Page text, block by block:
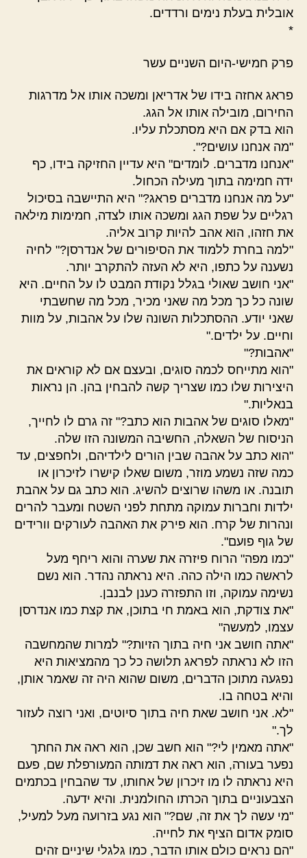
אובלית בעלת נימים ורדדים.
*
פרק חמישי-היום השניים עשר
פראג אחזה בידו של אדריאן ומשכה אותו אל מדרגות
החירום, מובילה אותו אל הגג.
הוא בדק אם היא מסתכלת עליו.
"מה אנחנו עושים?".
"אנחנו מדברים. לומדים" היא עדיין החזיקה בידו, כף
ידה חמימה בתוך מעילה הכחול.
"על מה אנחנו מדברים פראג?" היא התיישבה בסיכול
רגליים על שפת הגג ומשכה אותו לצדה, חמימות מילאה
את חזהו, הוא אהב להיות קרוב אליה.
"למה בחרת ללמוד את הסיפורים של אנדרסן?" לחיה
נשענה על כתפו, היא לא העזה להתקרב יותר.
"אני חושב שאולי בגלל נקודת המבט לו על החיים. היא
שונה כל כך מכל מה שאני מכיר, מכל מה שחשבתי
שאני יודע. ההסתכלות השונה שלו על אהבות, על מוות
וחיים. על ילדים."
"אהבות?"
"הוא מתייחס לכמה סוגים, ובעצם אם לא קוראים את
היצירות שלו כמו שצריך קשה להבחין בהן. הן נראות
בנאליות."
"מאלו סוגים של אהבות הוא כתב?" זה גרם לו לחייך,
הניסוח של השאלה, החשיבה המשונה הזו שלה.
"הוא כתב על אהבה שבין הורים לילדיהם, ולחפצים, עד
כמה שזה נשמע מוזר, משום שאלו קישרו לזיכרון או
תובנה. או משהו שרוצים להשיג. הוא כתב גם על אהבת
ילדות וחברות עמוקה מתחת לפני השטח ומעבר להרים
ונהרות של קרח. הוא פירק את האהבה לעורקים וורידים
של גוף פועם".
"כמו מפה" הרוח פיזרה את שערה והוא ריחף מעל
לראשה כמו הילה כהה. היא נראתה נהדר. הוא נשם
נשימה עמוקה, וזו התפזרה כענן לבנבן.
"את צודקת, הוא באמת חי בתוכן, את קצת כמו אנדרסן
עצמו, למעשה"
"אתה חושב אני חיה בתוך הזיות?" למרות שהמחשבה
הזו לא נראתה לפראג תלושה כל כך מהמציאות היא
נפגעה מתוכן הדברים, משום שהוא היה זה שאמר אותן,
והיא בטחה בו.
"לא. אני חושב שאת חיה בתוך סיוטים, ואני רוצה לעזור
לך."
"אתה מאמין לי?" הוא חשב שכן, הוא ראה את החתך
נפער בעורה, הוא ראה את דמותה המעורפלת שם, פעם
היא נראתה לו מו זיכרון של אחותו, עד שהבחין בכתמים
הצבעוניים בתוך הכרתו החולמנית. והיא ידעה.
"מי עשה לך את זה, שם?" הוא נגע בזרועה מעל למעיל,
סומק אדום הציף את לחייה.
"הם נראים כולם אותו הדבר, כמו גלגלי שיניים זהים